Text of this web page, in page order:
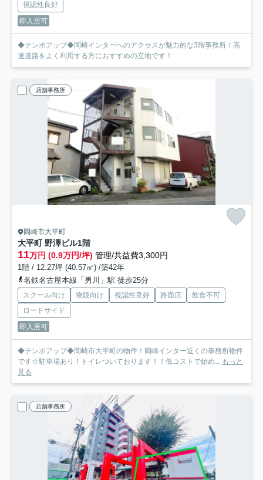
視認性良好
即入居可
◆テンポアップ◆岡崎インターへのアクセスが魅力的な3階事務所！高
速道路をよく利用する方におすすめの立地です！
店舗事務所
岡崎市大平町
大平町 野澤ビル1階
11万円 (0.9万円/坪) 管理/共益費3,300円
1階 / 12.27坪 (40.57㎡) /築42年
名鉄名古屋本線「男川」駅 徒歩25分
スクール向け 物販向け 視認性良好 路面店
飲食不可
ロードサイド
即入居可
◆テンポアップ◆岡崎市大平町の物件！岡崎インター近くの事務所物件
です☆駐車場あり！トイレついております！！低コストで始め... もっと
見る
店舗事務所